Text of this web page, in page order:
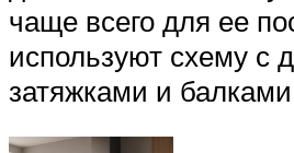
чаще всего для ее
используют схему с
затяжками и